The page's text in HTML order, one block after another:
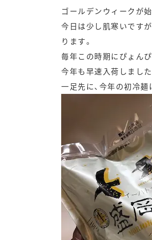
ゴールデンウィークが始
今日は少し肌寒いです
ります。
毎年この時期にぴょん
今年も早速入荷しました
一足先に、今年の初冷